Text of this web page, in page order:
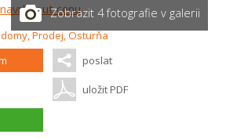
navrhnout cenuZobrazit 4 fotografie v galerii
poslat
uložit PDF